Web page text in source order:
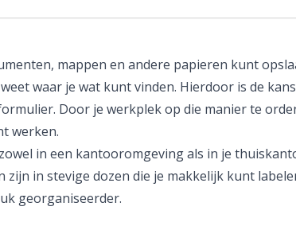
mappen en andere papieren kunt
waar je wat kunt vinden. Hierdoor is de
Door je werkplek op die manier te
werken.
in een kantooromgeving als in je
in stevige dozen die je makkelijk kunt
georganiseerder.